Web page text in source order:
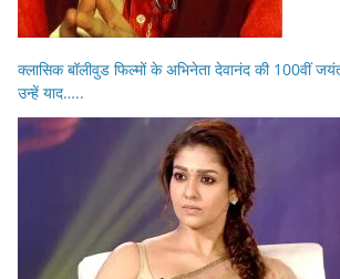
क्लासिक बॉलीवुड फिल्मों के अभिनेता देवानंद की 100वीं
उन्हें याद…..